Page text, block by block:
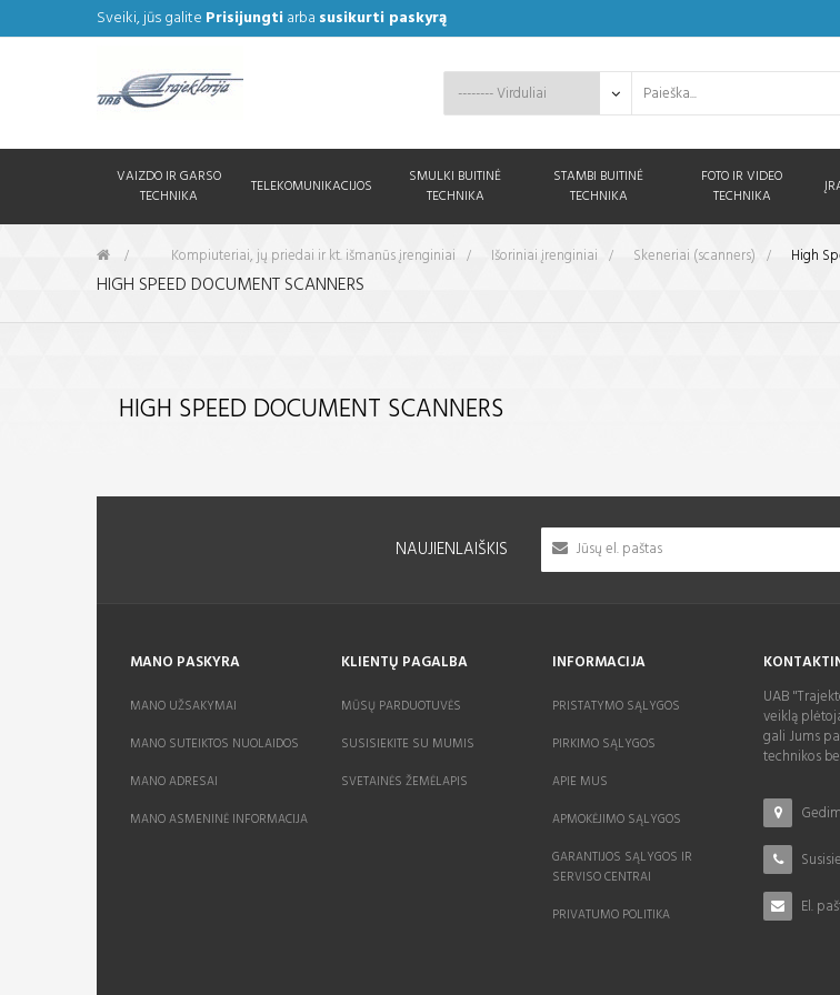
Sveiki, jūs galite Prisijungtiarba susikurti paskyrą
VAIZDO IR GARSO
TECHNIKA
TELEKOMUNIKACIJOS
SMULKI BUITINĖ
TECHNIKA
STAMBI BUITINĖ
TECHNIKA
FOTO IR VIDEO
TECHNIKA
&gt; Kompiuteriai, jų priedai ir kt. išmanūs įrenginiai > Išoriniai įrenginiai > Skeneriai (scanners) > High
HIGH SPEED DOCUMENT SCANNERS
HIGH SPEED DOCUMENT SCANNERS
NAUJIENLAIŠKIS
MANO PASKYRA
MANO UŽSAKYMAI
MANO SUTEIKTOS NUOLAIDOS
MANO ADRESAI
MANO ASMENINĖ INFORMACIJA
KLIENTŲ PAGALBA
MŪSŲ PARDUOTUVĖS
SUSISIEKITE SU MUMIS
SVETAINĖS ŽEMĖLAPIS
INFORMACIJA
PRISTATYMO SĄLYGOS
PIRKIMO SĄLYGOS
APIE MUS
APMOKĖJIMO SĄLYGOS
GARANTIJOS SĄLYGOS IR
SERVISO CENTRAI
PRIVATUMO POLITIKA
UAB
veiklą
gali Jums
technikos
El.